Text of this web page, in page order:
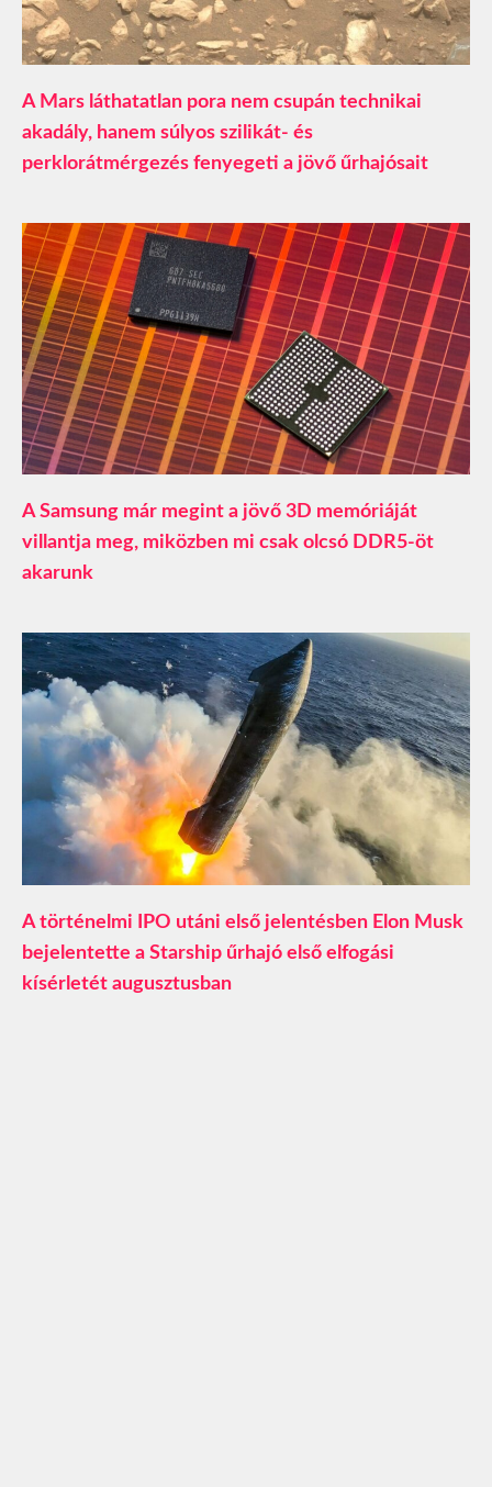
A Mars láthatatlan pora nem csupán technikai
akadály, hanem súlyos szilikát- és
perklorátmérgezés fenyegeti a jövő űrhajósait
A Samsung már megint a jövő 3D memóriáját
villantja meg, miközben mi csak olcsó DDR5-öt
akarunk
A történelmi IPO utáni első jelentésben Elon Musk
bejelentette a Starship űrhajó első elfogási
kísérletét augusztusban